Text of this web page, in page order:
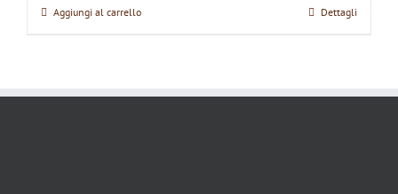
Aggiungi al carrello Dettagli